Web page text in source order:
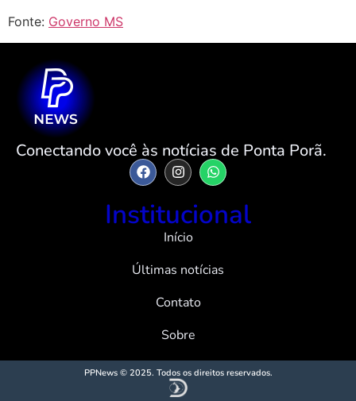
Fonte: Governo MS
Conectando você às notícias de Ponta Porã.
Institucional
Início
Últimas notícias
Contato
Sobre
PPNews © 2025. Todos os direitos reservados.